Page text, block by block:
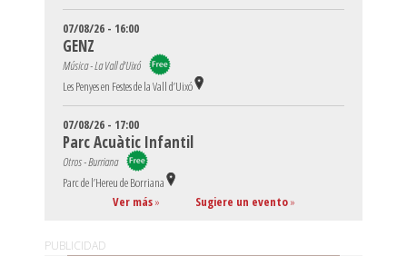
07/08/26 - 16:00
GENZ
Música - La Vall d'Uixó
Les Penyes en Festes de la Vall d’Uixó
07/08/26 - 17:00
Parc Acuàtic Infantil
Otros - Burriana
Parc de l’Hereu de Borriana
Ver más» Sugiere un evento»
PUBLICIDAD